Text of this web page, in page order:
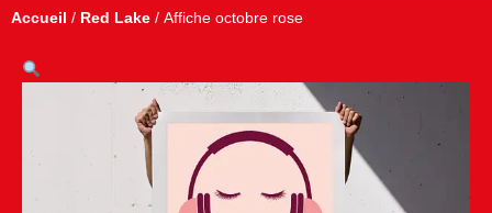
Accueil / Red Lake / Affiche octobre rose